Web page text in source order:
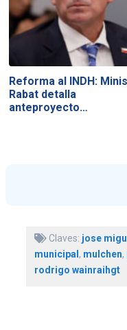
Reforma al INDH:
Rabat detalla
anteproyecto…
Claves: jose
municipal, mulchen,
rodrigo wainraihgt